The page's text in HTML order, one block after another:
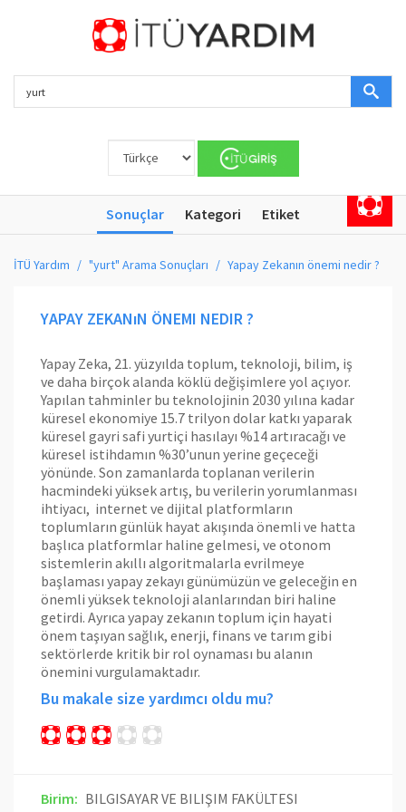
Sonuçlar Kategori Etiket
İTÜ Yardım "yurt" Arama Sonuçları Yapay Zekanın önemi nedir ?
YAPAY ZEKANıN ÖNEMI NEDIR ?
Yapay Zeka, 21. yüzyılda toplum, teknoloji, bilim, iş
ve daha birçok alanda köklü değişimlere yol açıyor.
Yapılan tahminler bu teknolojinin 2030 yılına kadar
küresel ekonomiye 15.7 trilyon dolar katkı yaparak
küresel gayri safi yurtiçi hasılayı %14 artıracağı ve
küresel istihdamın %30’unun yerine geçeceği
yönünde. Son zamanlarda toplanan verilerin
hacmindeki yüksek artış, bu verilerin yorumlanması
ihtiyacı, internet ve dijital platformların
toplumların günlük hayat akışında önemli ve hatta
başlıca platformlar haline gelmesi, ve otonom
sistemlerin akıllı algoritmalarla evrilmeye
başlaması yapay zekayı günümüzün ve geleceğin en
önemli yüksek teknoloji alanlarından biri haline
getirdi. Ayrıca yapay zekanın toplum için hayati
önem taşıyan sağlık, enerji, finans ve tarım gibi
sektörlerde kritik bir rol oynaması bu alanın
önemini vurgulamaktadır.
Bu makale size yardımcı oldu mu?
Birim: BILGISAYAR VE BILIŞIM FAKÜLTESI